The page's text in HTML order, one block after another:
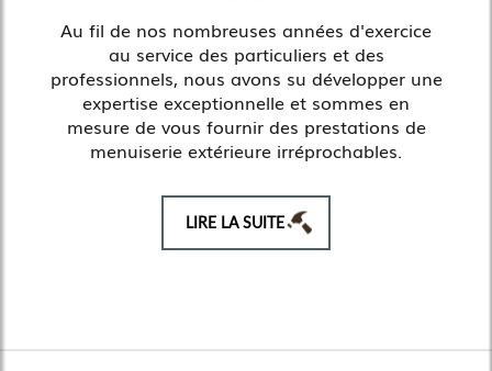
Au fil de nos nombreuses années d'exercice
au service des particuliers et des
professionnels, nous avons su développer une
expertise exceptionnelle et sommes en
mesure de vous fournir des prestations de
menuiserie extérieure irréprochables.
LIRE LA SUITE